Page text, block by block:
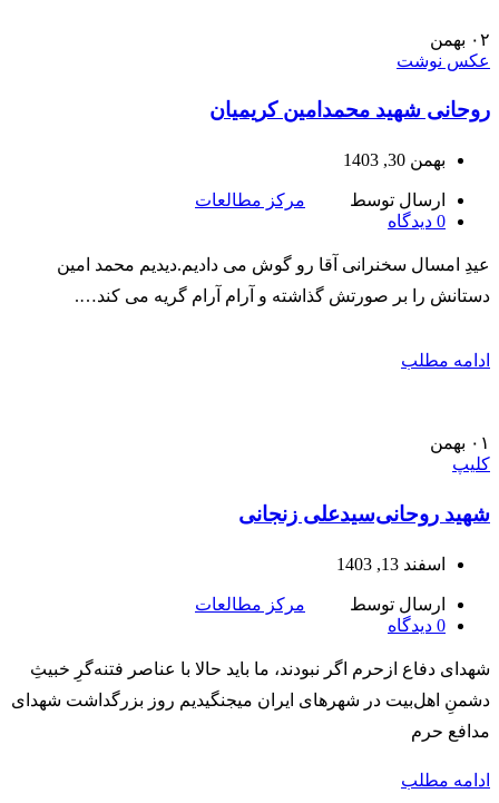
۰۲ بهمن
عکس نوشت
روحانی شهید محمدامین کریمیان
بهمن 30, 1403
ارسال توسط
مرکز مطالعات
0 دیدگاه
عیدِ امسال سخنرانی آقا رو گوش می دادیم.دیدیم محمد امین
دستانش را بر صورتش گذاشته و آرام آرام گریه می کند….
ادامه مطلب
۰۱ بهمن
کلیپ
شهید روحانی‌سید‌علی زنجانی
اسفند 13, 1403
ارسال توسط
مرکز مطالعات
0 دیدگاه
شهدای دفاع ازحرم اگر نبودند، ما باید حالا با عناصر فتنه‌گرِ خبیثِ
دشمنِ اهل‌بیت در شهرهای ایران میجنگیدیم روز بزرگداشت شهدای
مدافع حرم
ادامه مطلب